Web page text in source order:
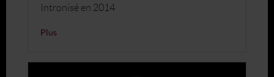
Intronisé en 2014
Plus